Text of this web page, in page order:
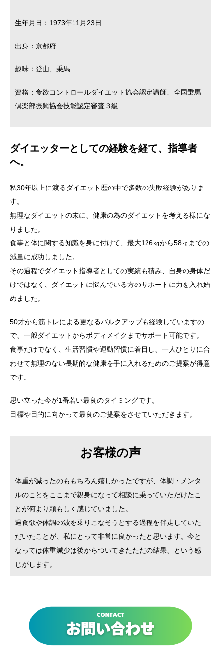
生年月日：1973年11月23日
出身：京都府
趣味：登山、乗馬
資格：食欲コントロールダイエット協会認定講師、全国乗馬
倶楽部振興協会技能認定審査３級
ダイエッターとしての経験を経て、指導者
へ。
私30年以上に渡るダイエット歴の中で多数の失敗経験がありま
す。
無理なダイエットの末に、健康の為のダイエットを考える様にな
りました。
食事と体に関する知識を身に付けて、最大126㎏から58㎏までの
減量に成功しました。
その過程でダイエット指導者としての実績も積み、自身の身体だ
けではなく、ダイエットに悩んでいる方のサポートに力を入れ始
めました。
50才から筋トレによる更なるバルクアップも経験していますの
で、一般ダイエットからボディメイクまでサポート可能です。
食事だけでなく、生活習慣や運動習慣に着目し、一人ひとりに合
わせて無理のない長期的な健康を手に入れるためのご提案が得意
です。
思い立った今が1番若い最良のタイミングです。
目標や目的に向かって最良のご提案をさせていただきます。
お客様の声
体重が減ったのももちろん嬉しかったですが、体調・メンタ
ルのことをここまで親身になって相談に乗っていただけたこ
とが何より頼もしく感じていました。
過食欲や体調の波を乗りこなそうとする過程を伴走していた
だいたことが、私にとって非常に良かったと思います。今と
なっては体重減少は後からついてきたただの結果、という感
じがします。